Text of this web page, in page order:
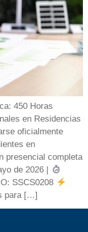
450 Horas
en Residencias
oficialmente
en
presencial completa
de 2026 |
SSCS0208
para […]